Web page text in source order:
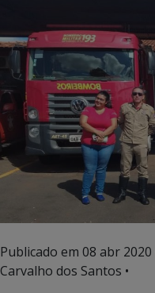
Publicado em 08 abr 2020
Carvalho dos Santos •